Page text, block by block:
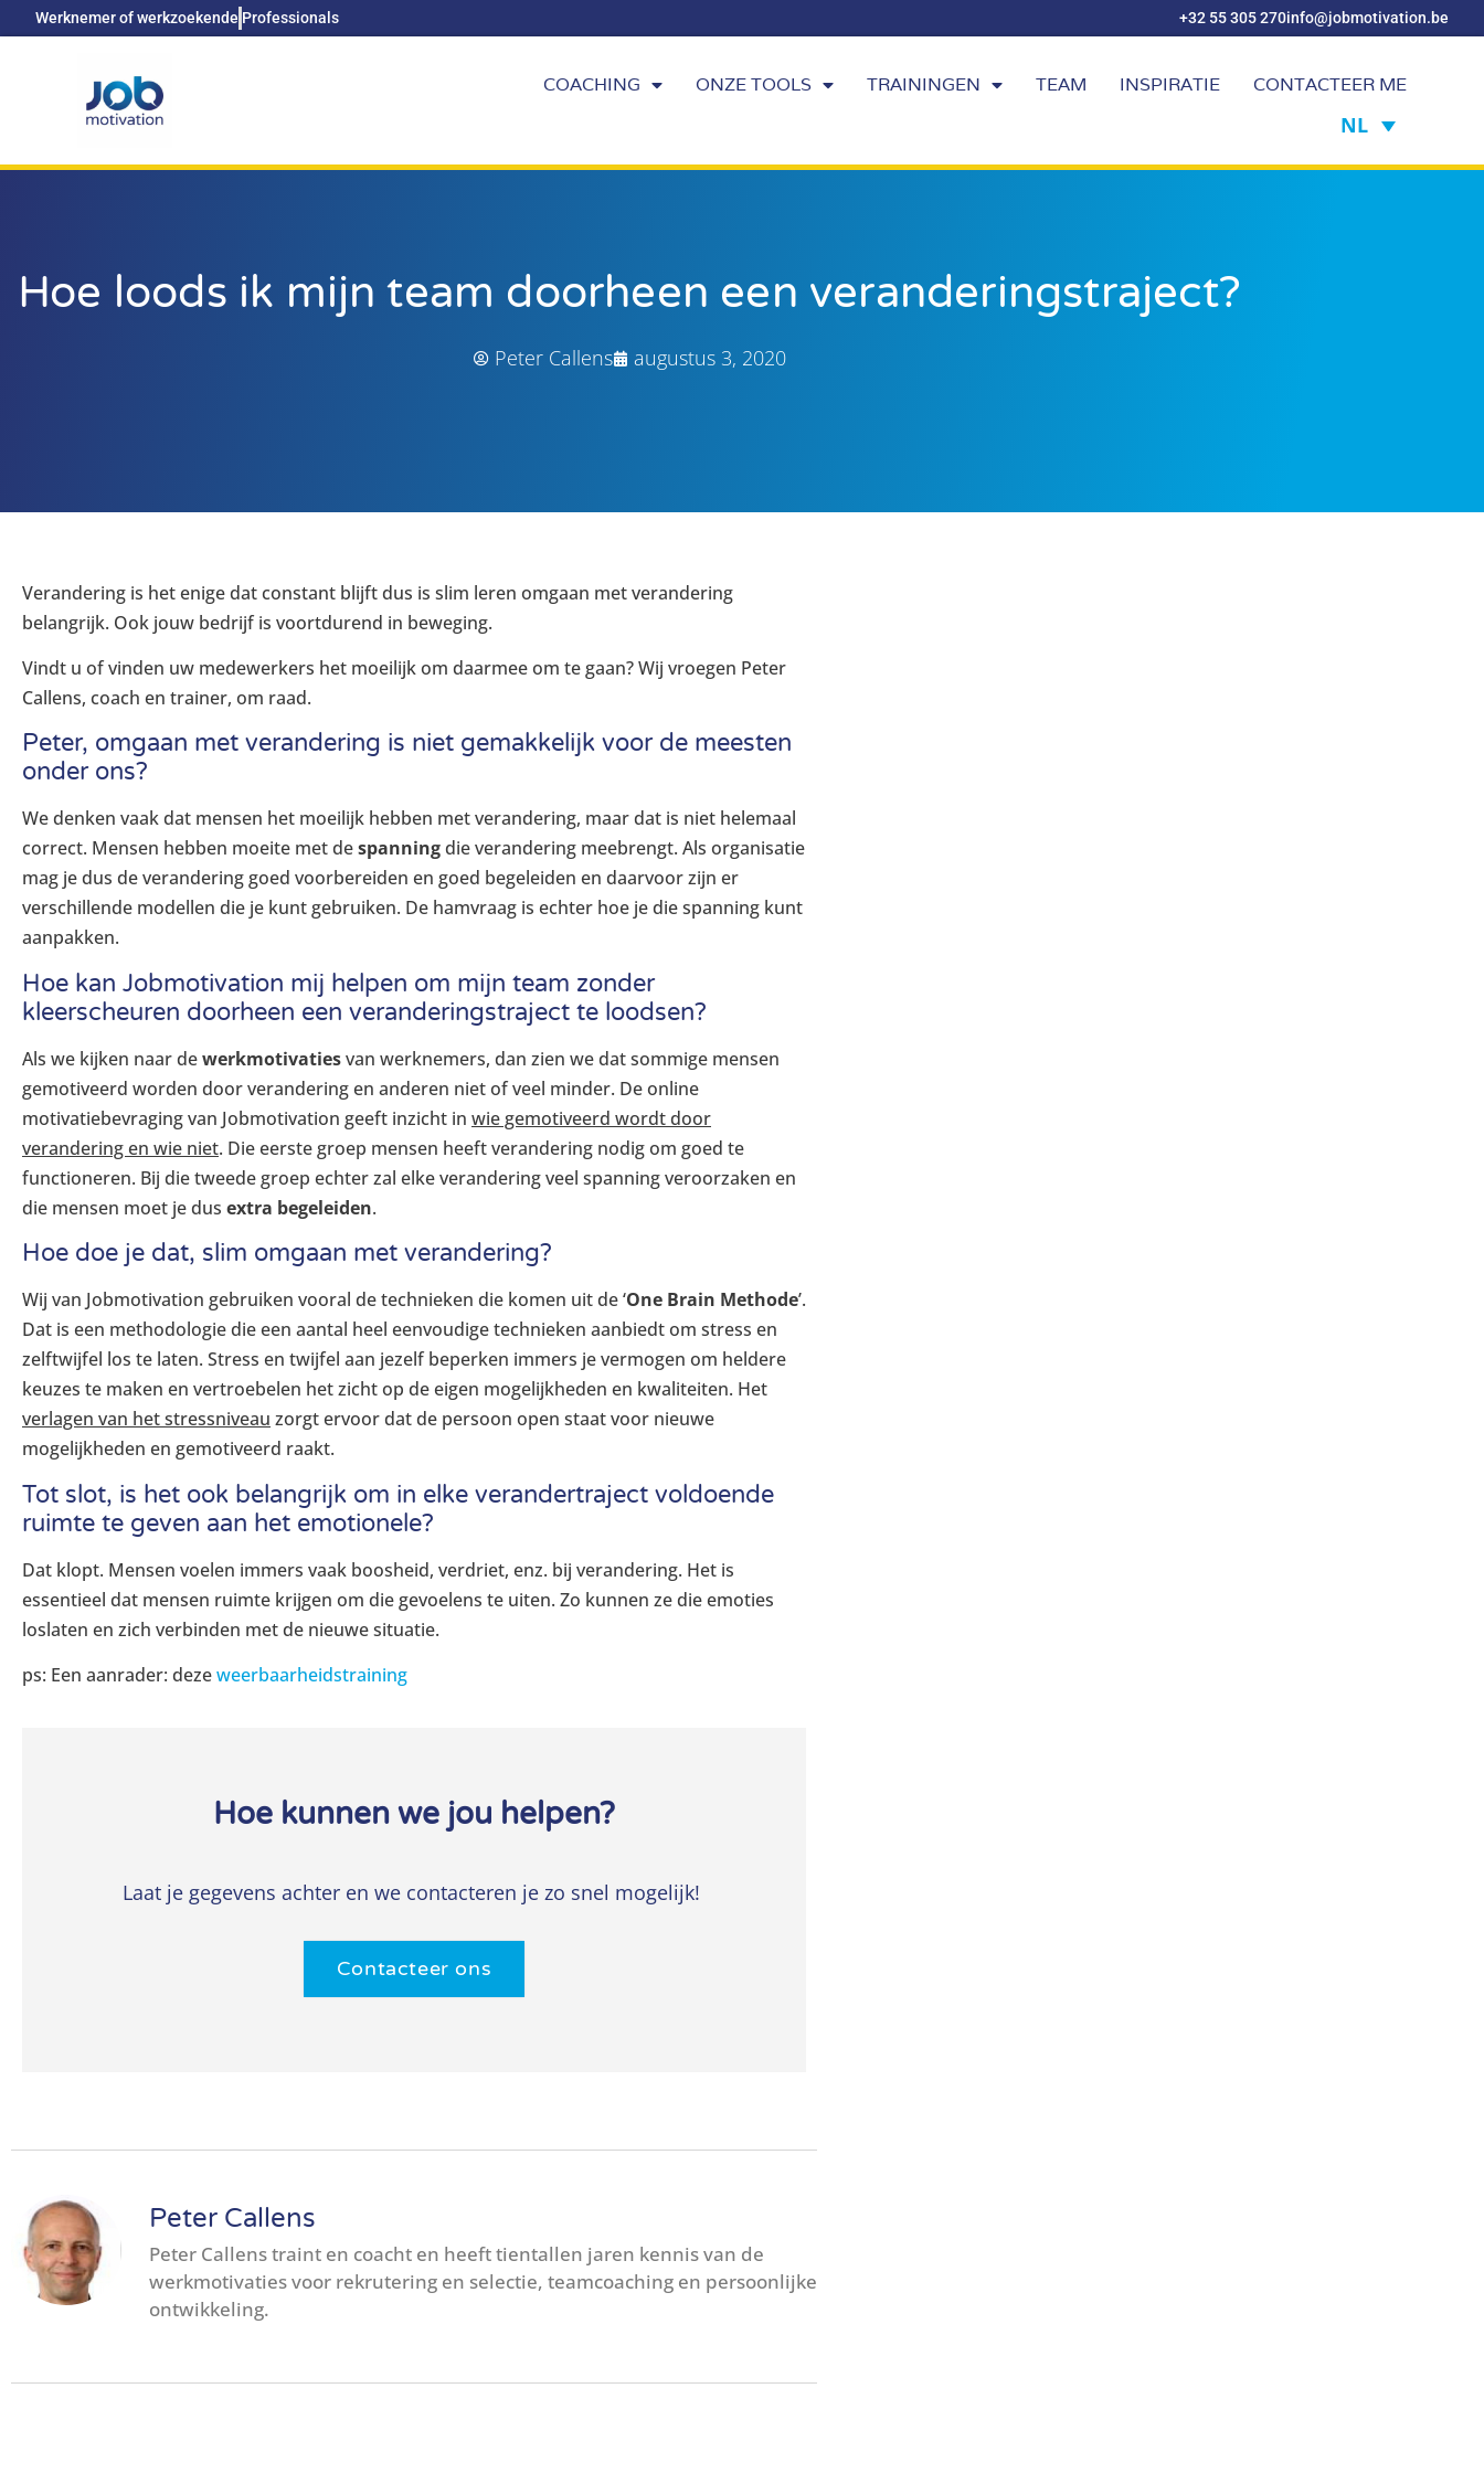
Werknemer of werkzoekende Professionals +32 55 305 270info@jobmotivation.be
COACHING ONZE TOOLS TRAININGEN TEAM INSPIRATIE CONTACTEER ME
NL
Hoe loods ik mijn team doorheen een veranderingstraject?
Peter Callens augustus 3, 2020
Verandering is het enige dat constant blijft dus is slim leren omgaan met verandering
belangrijk. Ook jouw bedrijf is voortdurend in beweging.
Vindt u of vinden uw medewerkers het moeilijk om daarmee om te gaan? Wij vroegen Peter
Callens, coach en trainer, om raad.
Peter, omgaan met verandering is niet gemakkelijk voor de meesten
onder ons?
We denken vaak dat mensen het moeilijk hebben met verandering, maar dat is niet helemaal
correct. Mensen hebben moeite met despanningdie verandering meebrengt. Als organisatie
mag je dus de verandering goed voorbereiden en goed begeleiden en daarvoor zijn er
verschillende modellen die je kunt gebruiken. De hamvraag is echter hoe je die spanning kunt
aanpakken.
Hoe kan Jobmotivation mij helpen om mijn team zonder
kleerscheuren doorheen een veranderingstraject te loodsen?
Als we kijken naar dewerkmotivatiesvan werknemers, dan zien we dat sommige mensen
gemotiveerd worden door verandering en anderen niet of veel minder. De online
motivatiebevraging van Jobmotivation geeft inzicht in wie gemotiveerd wordt door
verandering en wie niet. Die eerste groep mensen heeft verandering nodig om goed te
functioneren. Bij die tweede groep echter zal elke verandering veel spanning veroorzaken en
die mensen moet je dus extra begeleiden.
Hoe doe je dat, slim omgaan met verandering?
Wij van Jobmotivation gebruiken vooral de technieken die komen uit de ‘One Brain Methode’.
Dat is een methodologie die een aantal heel eenvoudige technieken aanbiedt om stress en
zelftwijfel los te laten. Stress en twijfel aan jezelf beperken immers je vermogen om heldere
keuzes te maken en vertroebelen het zicht op de eigen mogelijkheden en kwaliteiten. Het
verlagen van het stressniveau zorgt ervoor dat de persoon open staat voor nieuwe
mogelijkheden en gemotiveerd raakt.
Tot slot, is het ook belangrijk om in elke verandertraject voldoende
ruimte te geven aan het emotionele?
Dat klopt. Mensen voelen immers vaak boosheid, verdriet, enz. bij verandering. Het is
essentieel dat mensen ruimte krijgen om die gevoelens te uiten. Zo kunnen ze die emoties
loslaten en zich verbinden met de nieuwe situatie.
ps: Een aanrader: dezeweerbaarheidstraining
Hoe kunnen we jou helpen?
Laat je gegevens achter en we contacteren je zo snel mogelijk!
Contacteer ons
Peter Callens
Peter Callens traint en coacht en heeft tientallen jaren kennis van de
werkmotivaties voor rekrutering en selectie, teamcoaching en persoonlijke
ontwikkeling.